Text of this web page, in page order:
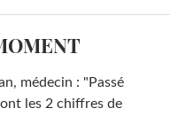
médecin : "Passé
les 2 chiffres de